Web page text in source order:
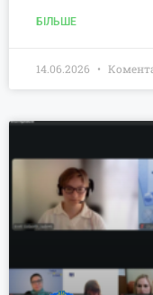
БІЛЬШЕ
14.06.2026